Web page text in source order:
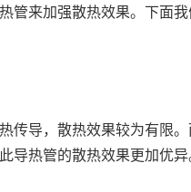
来加强散热效果。下面
导，散热效果较为有限
导热管的散热效果更加优异